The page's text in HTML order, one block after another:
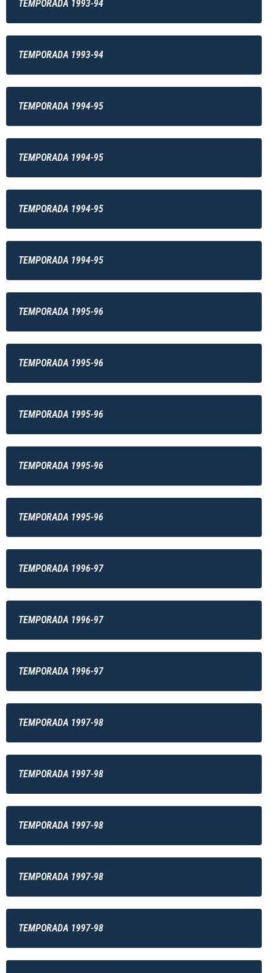
TEMPORADA 1993-94
TEMPORADA 1993-94
TEMPORADA 1994-95
TEMPORADA 1994-95
TEMPORADA 1994-95
TEMPORADA 1994-95
TEMPORADA 1995-96
TEMPORADA 1995-96
TEMPORADA 1995-96
TEMPORADA 1995-96
TEMPORADA 1995-96
TEMPORADA 1996-97
TEMPORADA 1996-97
TEMPORADA 1996-97
TEMPORADA 1997-98
TEMPORADA 1997-98
TEMPORADA 1997-98
TEMPORADA 1997-98
TEMPORADA 1997-98